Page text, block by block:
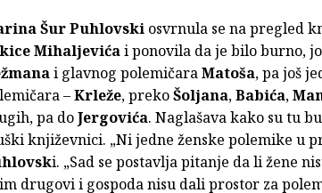
Šur Puhlovski osvrnula se na pregled
Mihaljevićai ponovila da je bilo burno,
i glavnog polemičaraMatoša, pa još
–Krleže, prekoŠoljana,Babića,
pa doJergovića. Naglašava kako su tu
književnici. „Ni jedne ženske polemike u
i. „Sad se postavlja pitanje da li žene
drugovi i gospoda nisu dali prostor za